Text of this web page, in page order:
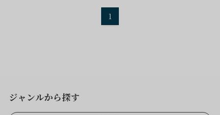
1
ジャンルから探す